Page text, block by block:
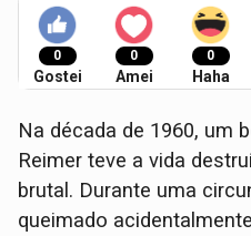
0
Gostei
0
Amei
0
Haha
Na década de 1960, um
Reimer teve a vida
brutal. Durante uma
queimado